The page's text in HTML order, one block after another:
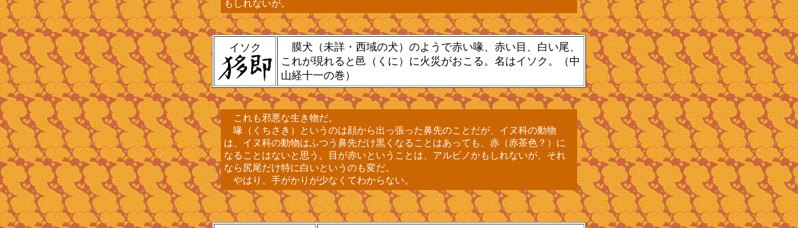
もしれないが。
イソク
膜犬（未詳・西域の犬）のようで赤い喙、赤い目、白い尾、
これが現れると邑（くに）に火災がおこる。名はイソク。（中
山経十一の巻）
これも邪悪な生き物だ。
喙（くちさき）というのは顔から出っ張った鼻先のことだが、イヌ科の動物
は、イヌ科の動物はふつう鼻先だけ黒くなることはあっても、赤（赤茶色？）に
なることはないと思う。目が赤いということは、アルビノかもしれないが、それ
なら尻尾だけ特に白いというのも変だ。
やはり、手がかりが少なくてわからない。